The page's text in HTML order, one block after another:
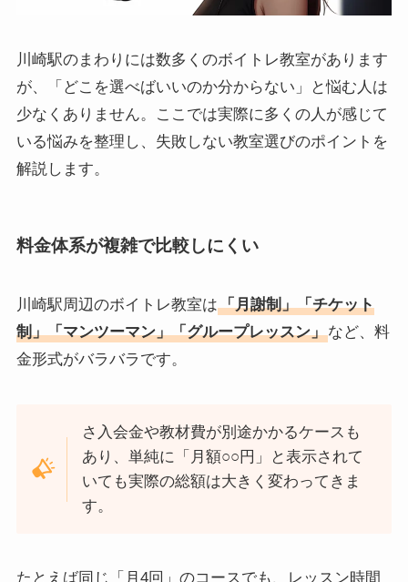
川崎駅のまわりには数多くのボイトレ教室があります
が、「どこを選べばいいのか分からない」と悩む人は
少なくありません。ここでは実際に多くの人が感じて
いる悩みを整理し、失敗しない教室選びのポイントを
解説します。
料金体系が複雑で比較しにくい
川崎駅周辺のボイトレ教室は「月謝制」「チケット
制」「マンツーマン」「グループレッスン」など、料
金形式がバラバラです。
さ入会金や教材費が別途かかるケースも
あり、単純に「月額○○円」と表示されて
いても実際の総額は大きく変わってきま
す。
たとえば同じ「月4回」のコースでも、レッスン時間